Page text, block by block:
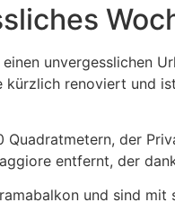
unvergesslichen
renoviert und
der
entfernt, der
und sind